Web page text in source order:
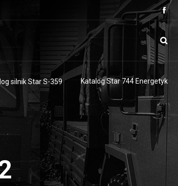
silnik Star S-359 Katalog Star 744 Energetyk